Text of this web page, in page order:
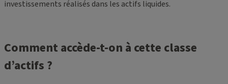
investissements réalisés dans les actifs liquides.
Comment accède-t-on à cette classe
d’actifs ?